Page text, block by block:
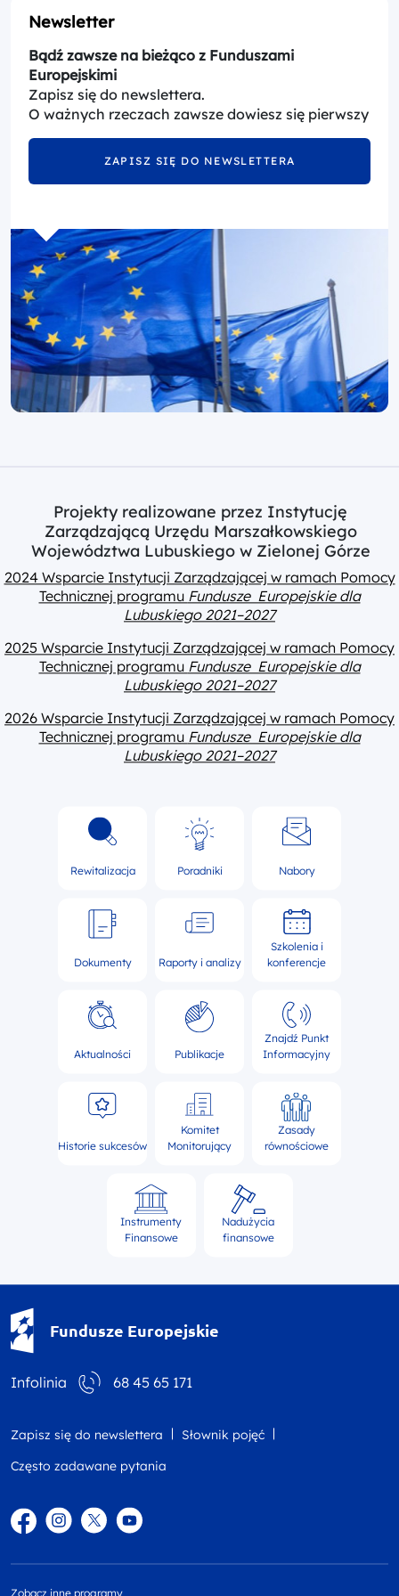
Newsletter
Bądź zawsze na bieżąco z Funduszami
Europejskimi
Zapisz się do newslettera.
O ważnych rzeczach zawsze dowiesz się pierwszy
ZAPISZ SIĘ DO NEWSLETTERA
Projekty realizowane przez Instytucję
Zarządzającą Urzędu Marszałkowskiego
Województwa Lubuskiego w Zielonej Górze
2024 Wsparcie Instytucji Zarządzającej w ramach Pomocy
Technicznej programu Fundusze Europejskie dla
Lubuskiego 2021–2027
2025 Wsparcie Instytucji Zarządzającej w ramach Pomocy
Technicznej programu Fundusze Europejskie dla
Lubuskiego 2021–2027
2026 Wsparcie Instytucji Zarządzającej w ramach Pomocy
Technicznej programu Fundusze Europejskie dla
Lubuskiego 2021–2027
Rewitalizacja Poradniki Nabory
Dokumenty Raporty i analizy
Szkolenia i
konferencje
Aktualności Publikacje
Znajdź Punkt
Informacyjny
Historie sukcesów
Komitet
Monitorujący
Zasady
równościowe
Instrumenty
Finansowe
Nadużycia
finansowe
Fundusze Europejskie
Infolinia 68 45 65 171
Zapisz się do newslettera
Słownik pojęć
Często zadawane pytania
FacebookInstagram
TwitterYouTube
Zobacz inne programy